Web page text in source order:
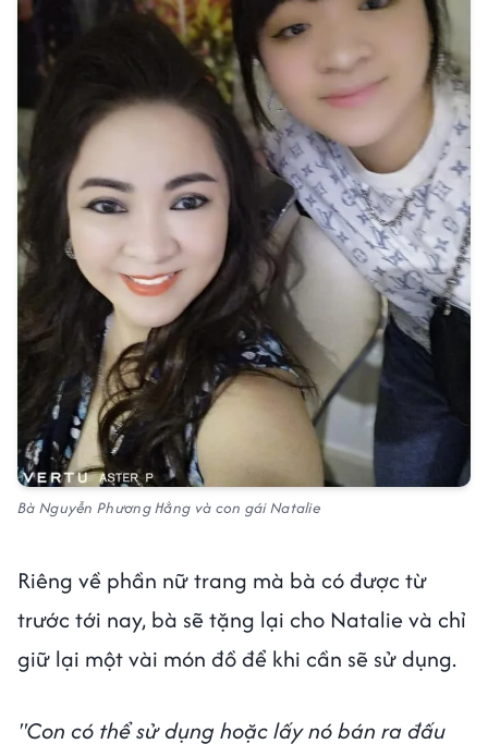
Bà Nguyễn Phương Hằng và con gái Natalie
Riêng về phần nữ trang mà bà có được từ
trước tới nay, bà sẽ tặng lại cho Natalie và chỉ
giữ lại một vài món đồ để khi cần sẽ sử dụng.
"Con có thể sử dụng hoặc lấy nó bán ra đấu